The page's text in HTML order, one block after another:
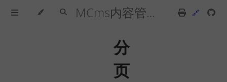
MCms内容管理系统手册
分
页